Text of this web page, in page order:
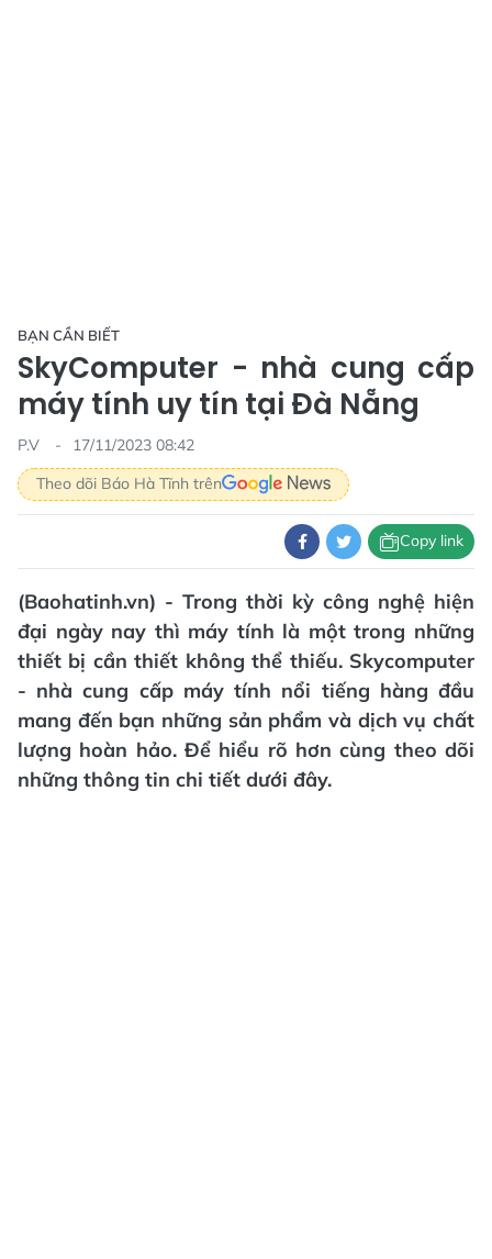
BẠN CẦN BIẾT
SkyComputer - nhà cung cấp
máy tính uy tín tại Đà Nẵng
P.V
17/11/2023 08:42
Theo dõi Báo Hà Tĩnh trên
Copy link
(Baohatinh.vn) - Trong thời kỳ công nghệ hiện
đại ngày nay thì máy tính là một trong những
thiết bị cần thiết không thể thiếu. Skycomputer
- nhà cung cấp máy tính nổi tiếng hàng đầu
mang đến bạn những sản phẩm và dịch vụ chất
lượng hoàn hảo. Để hiểu rõ hơn cùng theo dõi
những thông tin chi tiết dưới đây.